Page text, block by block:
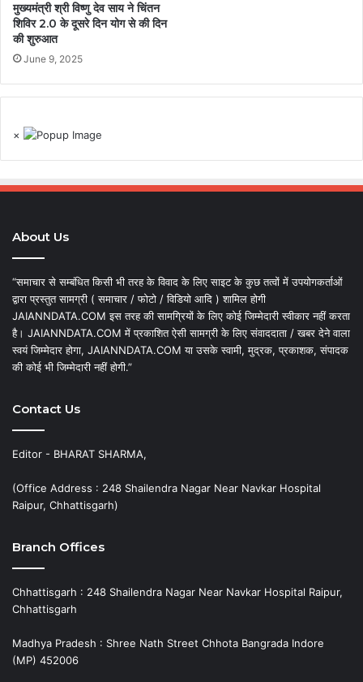
मुख्यमंत्री श्री विष्णु देव साय ने चिंतन
शिविर 2.0 के दूसरे दिन योग से की दिन
की शुरुआत
June 9, 2025
×
About Us
“समाचार से सम्बंधित किसी भी तरह के विवाद के लिए साइट के कुछ तत्वों में उपयोगकर्ताओं
द्वारा प्रस्तुत सामग्री ( समाचार / फोटो / विडियो आदि ) शामिल होगी
JAIANNDATA.COM इस तरह की सामग्रियों के लिए कोई जिम्मेदारी स्वीकार नहीं करता
है। JAIANNDATA.COM में प्रकाशित ऐसी सामग्री के लिए संवाददाता / खबर देने वाला
स्वयं जिम्मेदार होगा, JAIANNDATA.COM या उसके स्वामी, मुद्रक, प्रकाशक, संपादक
की कोई भी जिम्मेदारी नहीं होगी.”
Contact Us
Editor - BHARAT SHARMA,
(Office Address : 248 Shailendra Nagar Near Navkar Hospital
Raipur, Chhattisgarh)
Branch Offices
Chhattisgarh : 248 Shailendra Nagar Near Navkar Hospital Raipur,
Chhattisgarh
Madhya Pradesh : Shree Nath Street Chhota Bangrada Indore
(MP) 452006